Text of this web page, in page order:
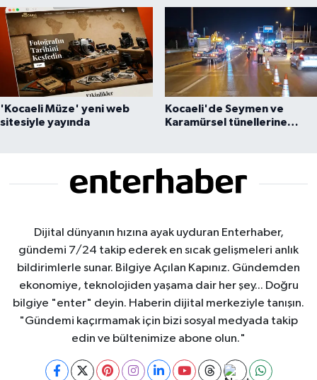
'Kocaeli Müze' yeni web
sitesiyle yayında
Kocaeli'de Seymen ve
Karamürsel tünellerine
Dijital dünyanın hızına ayak uyduran Enterhaber,
gündemi 7/24 takip ederek en sıcak gelişmeleri anlık
bildirimlerle sunar. Bilgiye Açılan Kapınız. Gündemden
ekonomiye, teknolojiden yaşama dair her şey... Doğru
bilgiye "enter" deyin. Haberin dijital merkeziyle tanışın.
"Gündemi kaçırmamak için bizi sosyal medyada takip
edin ve bültenimize abone olun."